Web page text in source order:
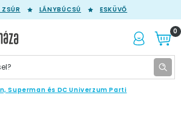
LÁNYBÚCSÚ ESKÜVŐ
0
Superman és DC Univerzum Parti